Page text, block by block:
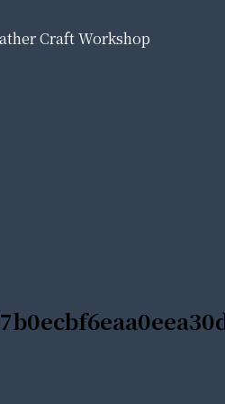
Craft Workshop